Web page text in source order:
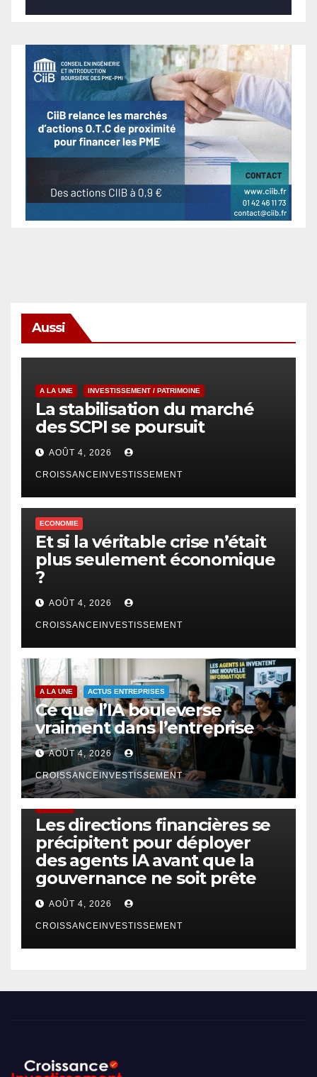
Aussi
A LA UNE INVESTISSEMENT / PATRIMOINE
La stabilisation du marché
des SCPI se poursuit
AOÛT 4, 2026
CROISSANCEINVESTISSEMENT
ECONOMIE
Et si la véritable crise n’était
plus seulement économique
?
AOÛT 4, 2026
CROISSANCEINVESTISSEMENT
A LA UNE ACTUS ENTREPRISES
Ce que l’IA bouleverse
vraiment dans l’entreprise
AOÛT 4, 2026
CROISSANCEINVESTISSEMENT
Les directions financières se
précipitent pour déployer
des agents IA avant que la
gouvernance ne soit prête
AOÛT 4, 2026
CROISSANCEINVESTISSEMENT